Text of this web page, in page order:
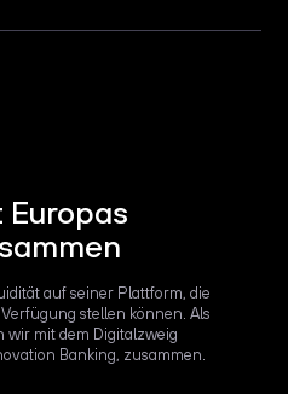
auf seiner Plattform, die
stellen können. Als
mit dem Digitalzweig
Banking, zusammen.